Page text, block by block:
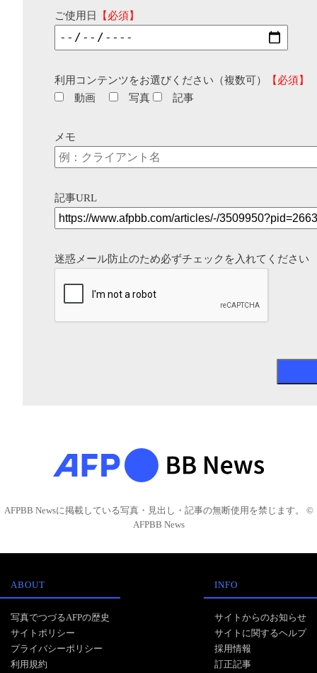
ご使用日 【必須】
利用コンテンツをお選びください（複数可）
【必須】
動画
写真 記事
メモ
記事URL
迷惑メール防止のため必ずチェックを入れてください
AFPBB Newsに掲載している写真・見出し・記事の無断使用を禁じます。 ©
AFPBB News
ABOUT
写真でつづるAFPの歴史
サイトポリシー
プライバシーポリシー
利用規約
INFO
サイトからのお知らせ
サイトに関するヘルプ
採用情報
訂正記事